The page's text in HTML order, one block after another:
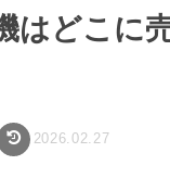
はどこに
2026.02.27